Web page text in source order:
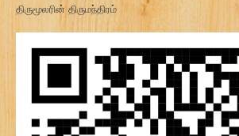
திருமூலரின் திருமந்திரம்